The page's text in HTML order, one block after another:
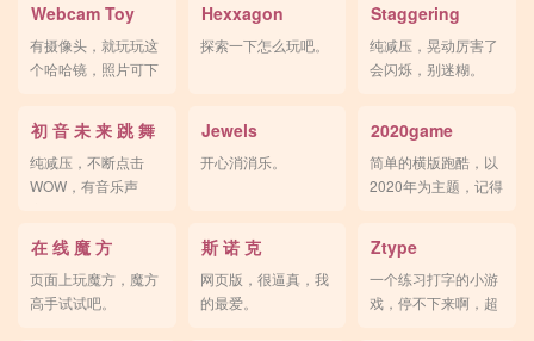
Webcam Toy
有摄像头，就玩玩这
个哈哈镜，照片可下
Hexxagon
探索一下怎么玩吧。
Staggering
纯减压，晃动厉害了
会闪烁，别迷糊。
初 音 未 来 跳 舞
纯减压，不断点击
WOW，有音乐声
Jewels
开心消消乐。
2020game
简单的横版跑酷，以
2020年为主题，记得
在 线 魔 方
页面上玩魔方，魔方
高手试试吧。
斯 诺 克
网页版，很逼真，我
的最爱。
Ztype
一个练习打字的小游
戏，停不下来啊，超